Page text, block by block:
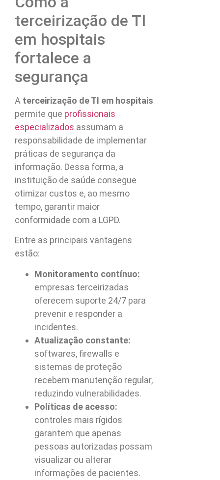
terceirização de TI
em hospitais
fortalece a
segurança
A terceirização de TI em hospitais
permite que profissionais
especializados assumam a
responsabilidade de implementar
práticas de segurança da
informação. Dessa forma, a
instituição de saúde consegue
otimizar custos e, ao mesmo
tempo, garantir maior
conformidade com a LGPD.
Entre as principais vantagens
estão:
Monitoramento contínuo:
empresas terceirizadas
oferecem suporte 24/7 para
prevenir e responder a
incidentes.
Atualização constante:
softwares, firewalls e
sistemas de proteção
recebem manutenção regular,
reduzindo vulnerabilidades.
Políticas de acesso:
controles mais rígidos
garantem que apenas
pessoas autorizadas possam
visualizar ou alterar
informações de pacientes.